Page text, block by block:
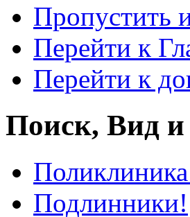
Пропустить
Перейти к
Перейти к
Поиск, Вид
Подлинники!